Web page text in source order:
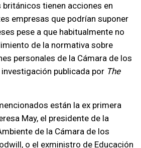
tienen acciones en
empresas que podrían suponer
pese a que habitualmente no
de la normativa sobre
personales de la Cámara de los
publicada por The
están la ex primera
May, el presidente de la
de la Cámara de los
o el exministro de Educación